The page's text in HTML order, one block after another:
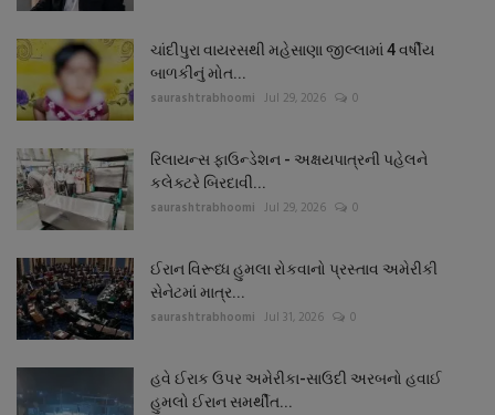
ચાંદીપુરા વાયરસથી મહેસાણા જીલ્લામાં 4 વર્ષીય
બાળકીનું મોત...
saurashtrabhoomi Jul 29, 2026 0
રિલાયન્સ ફાઉન્ડેશન - અક્ષયપાત્રની પહેલને
કલેક્ટરે બિરદાવી...
saurashtrabhoomi Jul 29, 2026 0
ઈરાન વિરૂધ્ધ હુમલા રોકવાનો પ્રસ્તાવ અમેરીકી
સેનેટમાં માત્ર...
saurashtrabhoomi Jul 31, 2026 0
હવે ઈરાક ઉપર અમેરીકા-સાઉદી અરબનો હવાઈ
હુમલો ઈરાન સમર્થીત...